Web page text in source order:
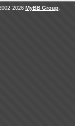
2026 MyBB Group